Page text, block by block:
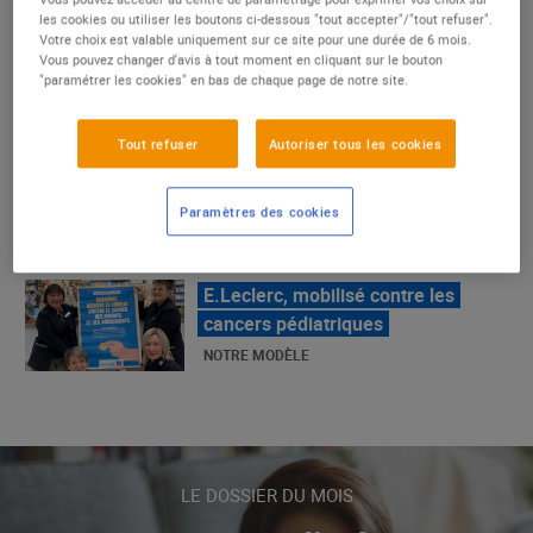
un succès
NOTRE MODÈLE
E.Leclerc, mobilisé contre les
cancers pédiatriques
LE MOUVEMENT E.LECLERC ET
SES COMBATS
NOTRE MODÈLE
« Repérage » - La nouvelle revue de
tendances de Marque Repère
ALIMENTATION DE QUALITÉ
LE DOSSIER DU MOIS
les cookies ou utiliser les boutons ci-dessous "tout accepter"/"tout refuser".
Votre choix est valable uniquement sur ce site pour une durée de 6 mois.
Vous pouvez changer d'avis à tout moment en cliquant sur le bouton
"paramétrer les cookies" en bas de chaque page de notre site.
Tout refuser Autoriser tous les cookies
Paramètres des cookies